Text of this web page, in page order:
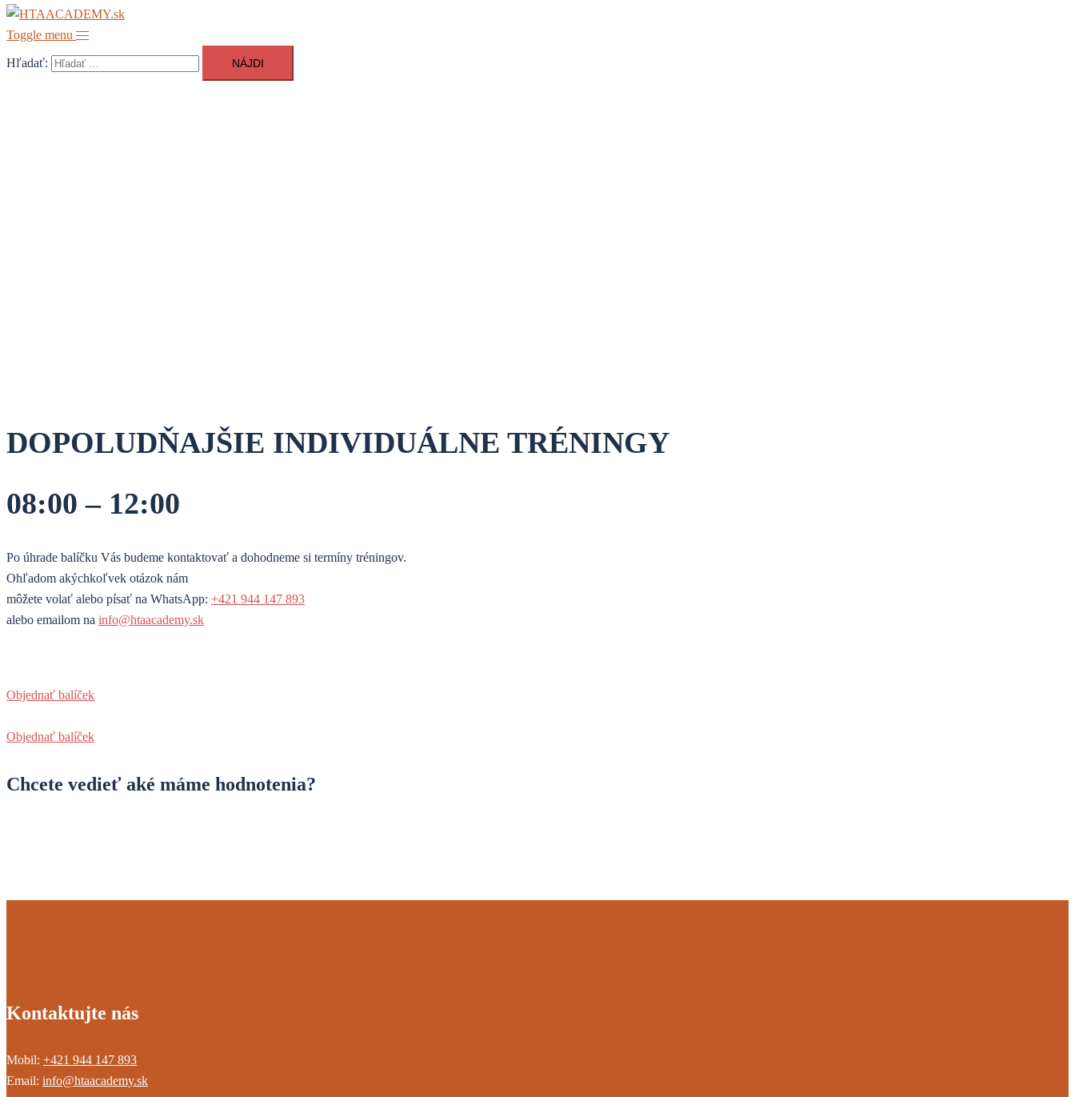
Toggle menu
Hľadať:
DOPOLUDŇAJŠIE INDIVIDUÁLNE TRÉNINGY
08:00 – 12:00
Po úhrade balíčku Vás budeme kontaktovať a dohodneme si termíny tréningov.
Ohľadom akýchkoľvek otázok nám
môžete volať alebo písať na WhatsApp: +421 944 147 893
alebo emailom na info@htaacademy.sk
Objednať balíček
Objednať balíček
Chcete vedieť aké máme hodnotenia?
Kontaktujte nás
Mobil: +421 944 147 893
Email: info@htaacademy.sk